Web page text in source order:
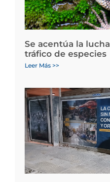
Se acentúa la
tráfico de especies
Leer Más >>